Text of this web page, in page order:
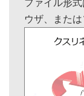
ファイル形
ウザ、また